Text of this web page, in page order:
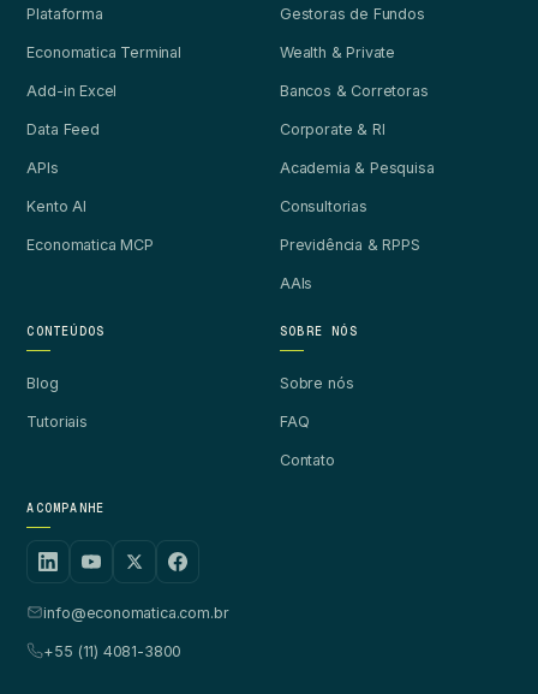
Plataforma
Economatica Terminal
Add-in Excel
Data Feed
APIs
Kento AI
Economatica MCP
Gestoras de Fundos
Wealth & Private
Bancos & Corretoras
Corporate & RI
Academia & Pesquisa
Consultorias
Previdência & RPPS
AAIs
CONTEÚDOS
Blog
Tutoriais
SOBRE NÓS
Sobre nós
FAQ
Contato
ACOMPANHE
info@economatica.com.br
+55 (11) 4081-3800